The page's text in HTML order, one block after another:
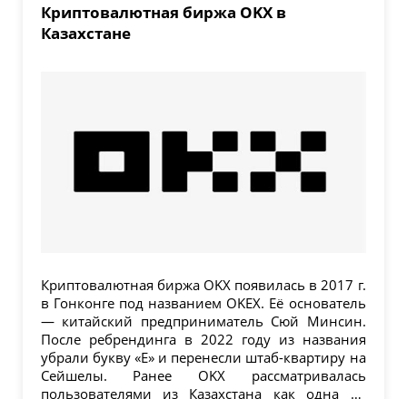
Криптовалютная биржа OKX в
Казахстане
Криптовалютная биржа OKX появилась в 2017 г.
в Гонконге под названием OKEX. Её основатель
— китайский предприниматель Сюй Минсин.
После ребрендинга в 2022 году из названия
убрали букву «Е» и перенесли штаб-квартиру на
Сейшелы. Ранее OKX рассматривалась
пользователями из Казахстана как одна из